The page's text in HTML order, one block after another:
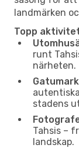
landmärken
Topp
runt
närheten.
stadens
Tahsis –
landskap.